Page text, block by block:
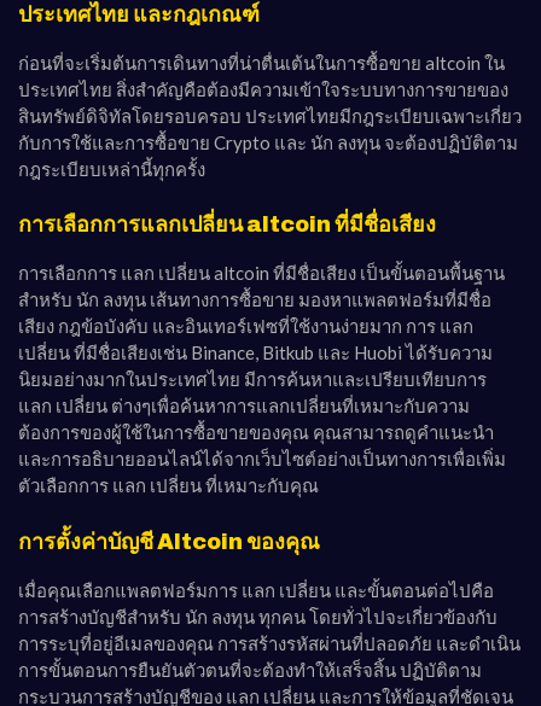
ประเทศไทย และกฎเกณฑ์
ก่อนที่จะเริ่มต้นการเดินทางที่น่าตื่นเต้นในการซื้อขาย altcoin ใน
ประเทศไทย สิ่งสำคัญคือต้องมีความเข้าใจระบบทางการขายของ
สินทรัพย์ดิจิทัลโดยรอบครอบ ประเทศไทยมีกฎระเบียบเฉพาะเกี่ยว
กับการใช้และการซื้อขาย Crypto และ นัก ลงทุน จะต้องปฏิบัติตาม
กฎระเบียบเหล่านี้ทุกครั้ง
การเลือกการแลกเปลี่ยน altcoin ที่มีชื่อเสียง
การเลือกการ แลก เปลี่ยน altcoin ที่มีชื่อเสียง เป็นขั้นตอนพื้นฐาน
สำหรับ นัก ลงทุน เส้นทางการซื้อขาย มองหาแพลตฟอร์มที่มีชื่อ
เสียง กฎข้อบังคับ และอินเทอร์เฟซที่ใช้งานง่ายมาก การ แลก
เปลี่ยน ที่มีชื่อเสียงเช่น Binance, Bitkub และ Huobi ได้รับความ
นิยมอย่างมากในประเทศไทย มีการค้นหาและเปรียบเทียบการ
แลก เปลี่ยน ต่างๆเพื่อค้นหาการแลกเปลี่ยนที่เหมาะกับความ
ต้องการของผู้ใช้ในการซื้อขายของคุณ คุณสามารถดูคำแนะนำ
และการอธิบายออนไลน์ได้จากเว็บไซต์อย่างเป็นทางการเพื่อเพิ่ม
ตัวเลือกการ แลก เปลี่ยน ที่เหมาะกับคุณ
การตั้งค่าบัญชี Altcoin ของคุณ
เมื่อคุณเลือกแพลตฟอร์มการ แลก เปลี่ยน และขั้นตอนต่อไปคือ
การสร้างบัญชีสำหรับ นัก ลงทุน ทุกคน โดยทั่วไปจะเกี่ยวข้องกับ
การระบุที่อยู่อีเมลของคุณ การสร้างรหัสผ่านที่ปลอดภัย และดำเนิน
การขั้นตอนการยืนยันตัวตนที่จะต้องทำให้เสร็จสิ้น ปฏิบัติตาม
กระบวนการสร้างบัญชีของ แลก เปลี่ยน และการให้ข้อมูลที่ชัดเจน